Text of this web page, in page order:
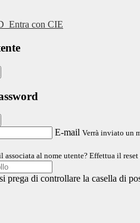
Entra con CIE
E-mail Verrà inviato un
associata al nome utente? Effettua il
prega di controllare la casella di